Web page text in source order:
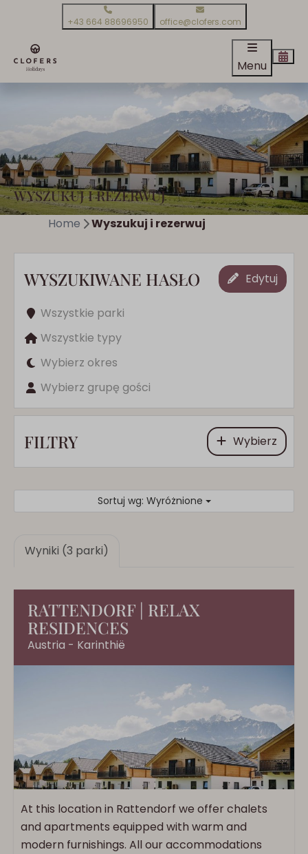
+43 664 88696950 office@clofers.com
Menu
WYSZUKUJ I REZERWUJ
Home Wyszukuj i rezerwuj
WYSZUKIWANE HASŁO Edytuj
Wszystkie parki
Wszystkie typy
Wybierz okres
Wybierz grupę gości
FILTRY Wybierz
Sortuj wg: Wyróżnione
Wyniki (3 parki)
RATTENDORF | RELAX
RESIDENCES
Austria - Karinthië
At this location in Rattendorf we offer chalets
and apartments equipped with warm and
modern furnishings. All our accommodations